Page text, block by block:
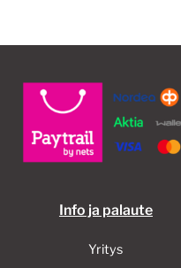
Info ja palaute
Yritys